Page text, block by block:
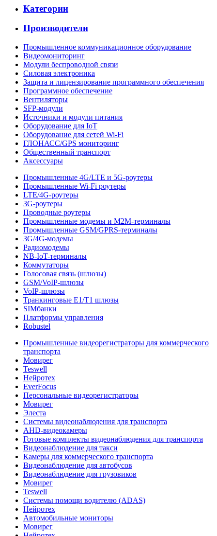
Категории
Производители
Промышленное коммуникационное оборудование
Видеомониторинг
Модули беспроводной связи
Силовая электроника
Защита и лицензирование программного обеспечения
Программное обеспечение
Вентиляторы
SFP-модули
Источники и модули питания
Оборудование для IoT
Оборудование для сетей Wi-Fi
ГЛОНАСС/GPS мониторинг
Общественный транспорт
Аксессуары
Промышленные 4G/LTE и 5G-роутеры
Промышленные Wi-Fi роутеры
LTE/4G-роутеры
3G-роутеры
Проводные роутеры
Промышленные модемы и M2M-терминалы
Промышленные GSM/GPRS-терминалы
3G/4G-модемы
Радиомодемы
NB-IoT-терминалы
Коммутаторы
Голосовая связь (шлюзы)
GSM/VoIP-шлюзы
VoIP-шлюзы
Транкинговые E1/T1 шлюзы
SIMбанки
Платформы управления
Robustel
Промышленные видеорегистраторы для коммерческого
транспорта
Мовирег
Teswell
Нейротех
EverFocus
Персональные видеорегистраторы
Мовирег
Элеста
Системы видеонаблюдения для транспорта
AHD-видеокамеры
Готовые комплекты видеонаблюдения для транспорта
Видеонаблюдение для такси
Камеры для коммерческого транспорта
Видеонаблюдение для автобусов
Видеонаблюдение для грузовиков
Мовирег
Teswell
Системы помощи водителю (ADAS)
Нейротех
Автомобильные мониторы
Мовирег